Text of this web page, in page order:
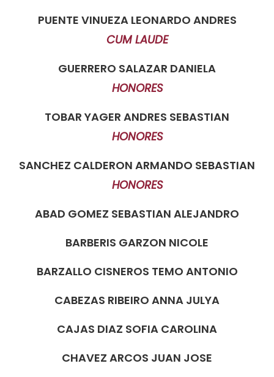
PUENTE VINUEZA LEONARDO ANDRES
CUM LAUDE
GUERRERO SALAZAR DANIELA
HONORES
TOBAR YAGER ANDRES SEBASTIAN
HONORES
SANCHEZ CALDERON ARMANDO SEBASTIAN
HONORES
ABAD GOMEZ SEBASTIAN ALEJANDRO
BARBERIS GARZON NICOLE
BARZALLO CISNEROS TEMO ANTONIO
CABEZAS RIBEIRO ANNA JULYA
CAJAS DIAZ SOFIA CAROLINA
CHAVEZ ARCOS JUAN JOSE